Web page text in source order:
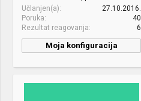
Sound: Genius SW-
Case: Raidmax V4
PSU: Radimax 550W
keyboard:
MS Thunder
Učlanjen(a)
27.10.2016.
Poruka
40
Rezultat reagovanja
6
Moja konfiguracija